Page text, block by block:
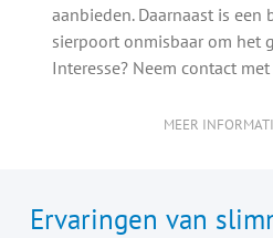
aanbieden. Daarnaast is een
sierpoort onmisbaar om het
Interesse? Neem contact
MEER
Ervaringen van